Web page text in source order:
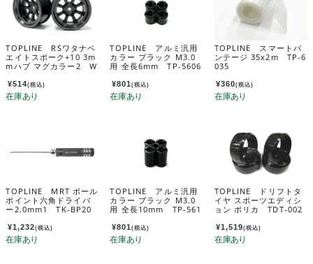
TOPLINE RSワタナベ
エイトスポーク+10 3m
mハブ マグカラー2 W
¥514(税込)
TOPLINE アルミ汎用
カラー ブラック M3.0
用 全長6mm TP-5606
¥801(税込)
TOPLINE スマートバ
ンテージ 35x2m TP-6
035
¥360(税込)
TOPLINE MRT ボール
ポイント六角ドライバ
ー2.0mm1 TK-BP20
¥1,232(税込)
TOPLINE アルミ汎用
カラー ブラック M3.0
用 全長10mm TP-561
¥801(税込)
TOPLINE ドリフトタ
イヤ スポーツエディシ
ョン ポリカ TDT-002
¥1,519(税込)